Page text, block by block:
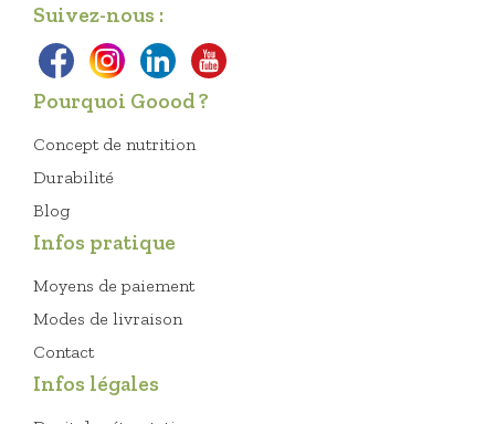
Suivez-nous :
Pourquoi Goood ?
Concept de nutrition
Durabilité
Blog
Infos pratique
Moyens de paiement
Modes de livraison
Contact
Infos légales